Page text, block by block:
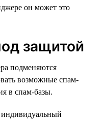
он может это
защитой
подменяются
возможные спам-
в спам-базы.
индивидуальный